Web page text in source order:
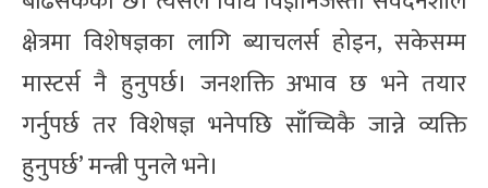
क्षेत्रमा विशेषज्ञका लागि ब्याचलर्स होइन, सकेसम्म
मास्टर्स नै हुनुपर्छ। जनशक्ति अभाव छ भने तयार
गर्नुपर्छ तर विशेषज्ञ भनेपछि साँच्चिकै जान्ने व्यक्ति
हुनुपर्छ’ मन्त्री पुनले भने।